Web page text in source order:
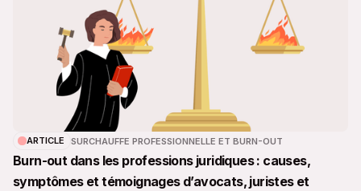
ARTICLE SURCHAUFFE PROFESSIONNELLE ET BURN-OUT
Burn-out dans les professions juridiques : causes,
symptômes et témoignages d’avocats, juristes et